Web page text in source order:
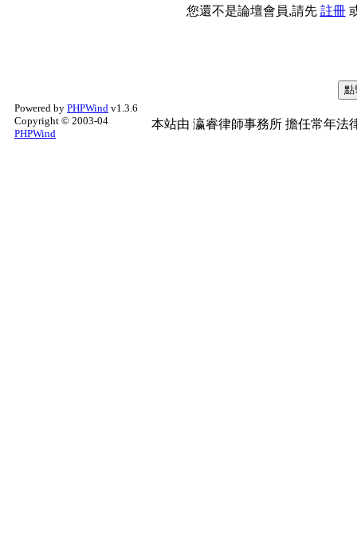
您還不是論壇會員,請先 註冊
Powered by PHPWind v1.3.6
Copyright © 2003-04
PHPWind
本站由 瀛睿律師事務所 擔任常年法